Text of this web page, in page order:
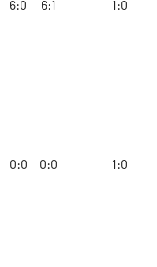
6:0 6:1 1:0
0:0 0:0 1:0